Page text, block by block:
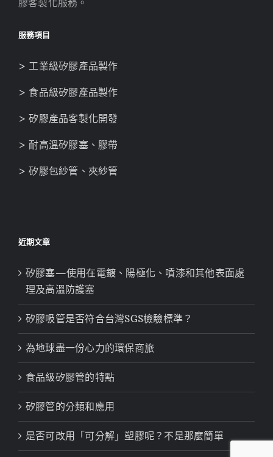
服務項目
> 工業級矽膠產品製作
> 食品級矽膠產品製作
> 矽膠產品客製化開發
> 耐高溫矽膠塞、膠帶
> 矽膠包紗管、夾紗管
矽膠塞—使用在電鍍、陽極化、噴漆和其他表面處
矽膠吸管是否符合台灣SGS檢驗標準？
為地球盡一份心力的環保商旅
食品級矽膠管的特點
矽膠管的分類和應用
是否可改用「可分解」塑膠呢？不是那麼簡單